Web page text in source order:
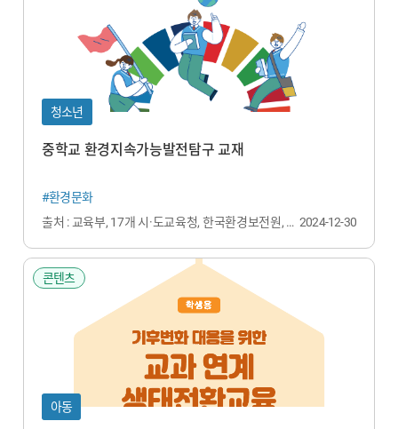
청소년
중학교 환경지속가능발전탐구 교재
#환경문화
출처 : 교육부, 17개 시·도교육청, 한국환경보전원, 한 2024-12-30
콘텐츠
아동